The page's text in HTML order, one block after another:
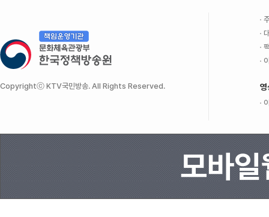
Copyrightⓒ KTV국민방송. All Rights Reserved. 영
모바